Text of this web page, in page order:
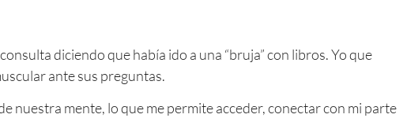
diciendo que había ido a una “bruja” con libros. Yo que
ante sus preguntas.
nuestra mente, lo que me permite acceder, conectar con mi parte